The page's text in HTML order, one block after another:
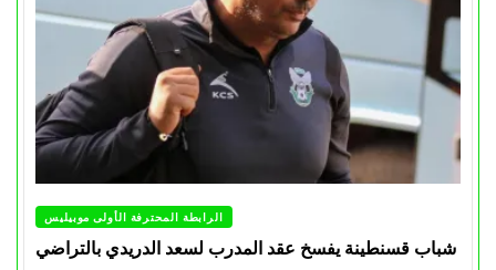
الرابطة المحترفة الأولى موبيليس
شباب قسنطينة يفسخ عقد المدرب لسعد الدريدي بالتراضي